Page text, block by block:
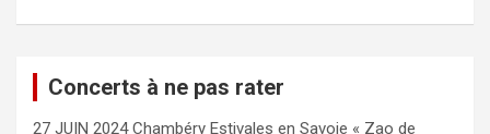
Concerts à ne pas rater
27 JUIN 2024 Chambéry Estivales en Savoie « Zao de